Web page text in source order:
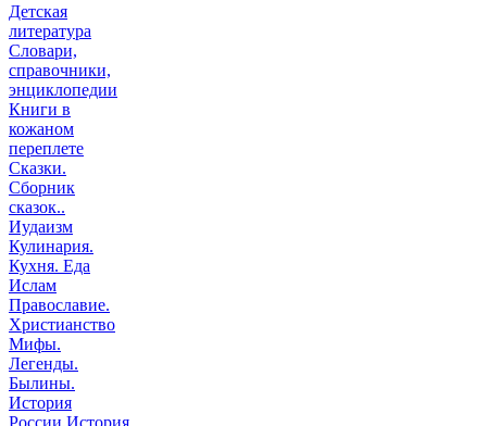
Детская
литература
Словари,
справочники,
энциклопедии
Книги в
кожаном
переплете
Сказки.
Сборник
сказок..
Иудаизм
Кулинария.
Кухня. Еда
Ислам
Православие.
Христианство
Мифы.
Легенды.
Былины.
История
России.История